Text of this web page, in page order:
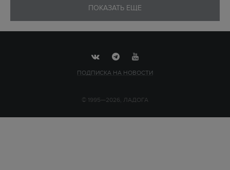
ПОКАЗАТЬ ЕЩЕ
ПОДПИСКА НА НОВОСТИ
© 1995—2026, ЛАДОГА